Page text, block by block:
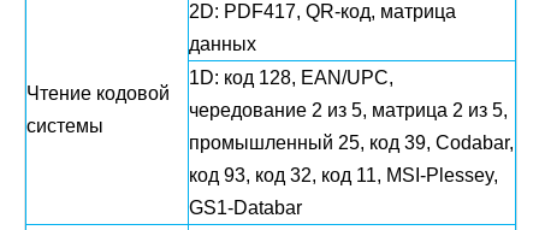
Чтение кодовой
системы
2D: PDF417, QR-код, матрица
данных
1D: код 128, EAN/UPC,
чередование 2 из 5, матрица 2 из 5,
промышленный 25, код 39, Codabar,
код 93, код 32, код 11, MSI-Plessey,
GS1-Databar